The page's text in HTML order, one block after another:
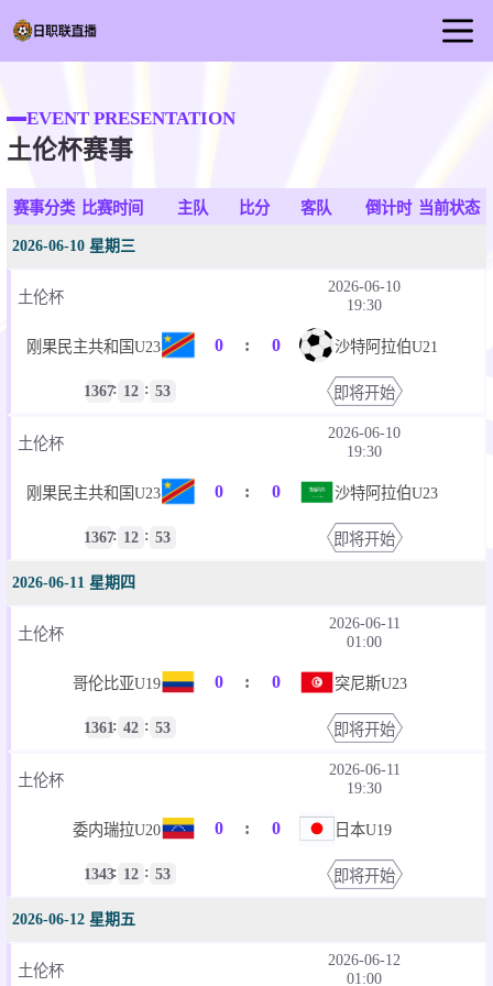
日职联直播
足球直播
篮球直播
足球视频
EVENT PRESENTATION
土伦杯赛事
赛事分类 比赛时间 主队 比分 客队 倒计时 当前状态
2026-06-10 星期三
土伦杯
2026-06-10
19:30
刚果民主共和国U23 0 : 0 沙特阿拉伯U21
1367: 12 : 53 即将开始
土伦杯
2026-06-10
19:30
刚果民主共和国U23 0 : 0 沙特阿拉伯U23
1367: 12 : 53 即将开始
2026-06-11 星期四
土伦杯
2026-06-11
01:00
哥伦比亚U19 0 : 0 突尼斯U23
1361: 42 : 53 即将开始
土伦杯
2026-06-11
19:30
委内瑞拉U20 0 : 0 日本U19
1343: 12 : 53 即将开始
2026-06-12 星期五
土伦杯
2026-06-12
01:00